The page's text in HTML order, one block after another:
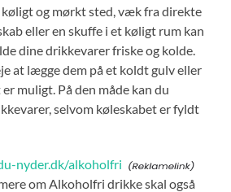
og mørkt sted, væk fra direkte
eller en skuffe i et køligt rum kan
dine drikkevarer friske og kolde.
at lægge dem på et koldt gulv eller
muligt. På den måde kan du
selvom køleskabet er fyldt
nyder.dk/alkoholfri
om Alkoholfri drikke skal også